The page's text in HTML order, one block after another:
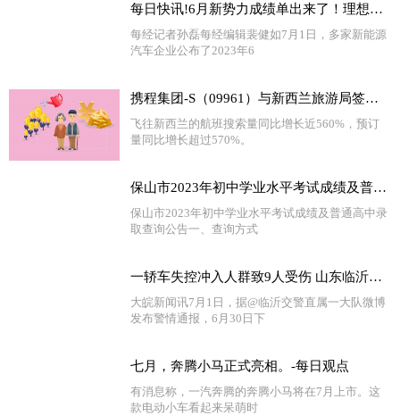
每日快讯!6月新势力成绩单出来了！理想汽车交付量首次突破三万，还有一家企业销量超四万
每经记者孙磊每经编辑裴健如7月1日，多家新能源
汽车企业公布了2023年6
携程集团-S（09961）与新西兰旅游局签署战略合作备忘录
飞往新西兰的航班搜索量同比增长近560%，预订
量同比增长超过570%。
保山市2023年初中学业水平考试成绩及普通高中录取查询公告_环球热点
保山市2023年初中学业水平考试成绩及普通高中录
取查询公告一、查询方式
一轿车失控冲入人群致9人受伤 山东临沂警方通报-全球新动态
大皖新闻讯7月1日，据@临沂交警直属一大队微博
发布警情通报，6月30日下
七月，奔腾小马正式亮相。-每日观点
有消息称，一汽奔腾的奔腾小马将在7月上市。这
款电动小车看起来呆萌时